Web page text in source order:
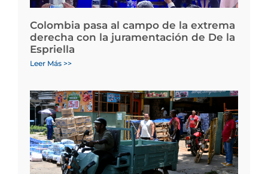
Colombia pasa al campo de la extrema
derecha con la juramentación de De la
Espriella
Leer Más >>